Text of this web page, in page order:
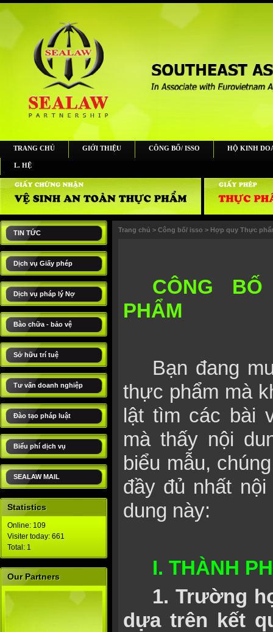
TRANG CHỦ GIỚI THIỆU CÔNG BỐ/ ISSO HỘ KINH
L. HỆ
TIN TỨC
Dịch vụ Giấy phép
Dịch vụ pháp lý Nợ
Bào chữa - bảo vệ
Sở hữu trí tuệ
Tư vấn doanh nghiệp
Đào tạo pháp luật
Biểu phí dịch vụ
SEALAW MAIL
Statistics
Online: 109
Visiter today: 661
Total: 1
Our Partners
Trang chủ > Công bố/ isso > Hợp quy Thực
CÔNG
PHẨM
Bạn đang
thực phẩm mà
lật tìm các bài
mà thấy nội
biểu mẫu,
đầy đủ nhất
dung này:
I. THÀNH
1. Trường
dựa trên kết